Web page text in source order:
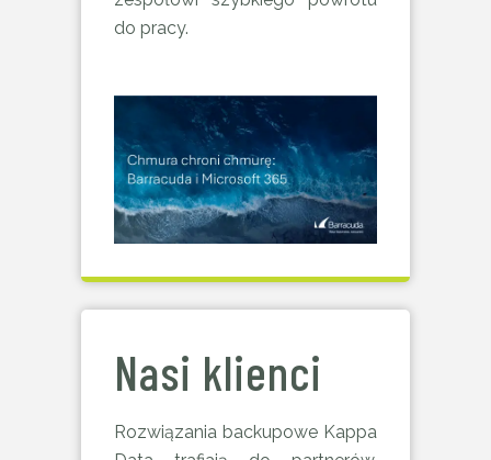
do pracy.
Nasi klienci
Rozwiązania backupowe Kappa